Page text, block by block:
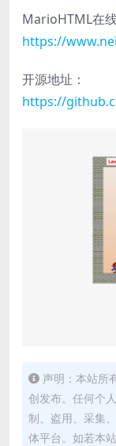
MarioHTML在
https://
开源地址：
https://
声明：本站所
创发布。任何个
制、盗用、采集
体平台。如若本